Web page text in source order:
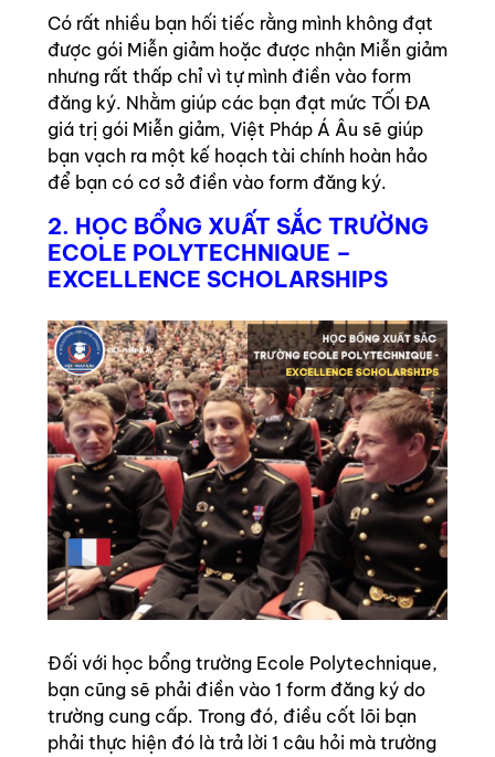
Có rất nhiều bạn hối tiếc rằng mình không đạt
được gói Miễn giảm hoặc được nhận Miễn giảm
nhưng rất thấp chỉ vì tự mình điền vào form
đăng ký. Nhằm giúp các bạn đạt mức TỐI ĐA
giá trị gói Miễn giảm, Việt Pháp Á Âu sẽ giúp
bạn vạch ra một kế hoạch tài chính hoàn hảo
để bạn có cơ sở điền vào form đăng ký.
2. HỌC BỔNG XUẤT SẮC TRƯỜNG
ECOLE POLYTECHNIQUE –
EXCELLENCE SCHOLARSHIPS
Đối với học bổng trường Ecole Polytechnique,
bạn cũng sẽ phải điền vào 1 form đăng ký do
trường cung cấp. Trong đó, điều cốt lõi bạn
phải thực hiện đó là trả lời 1 câu hỏi mà trường